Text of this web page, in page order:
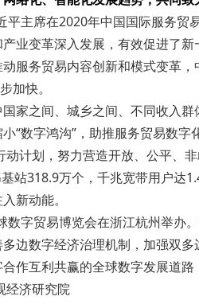
主席在2020年中国国际服务贸
业变革深入发展，有效促进了
服务贸易内容创新和模式变革
加快。
家之间、城乡之间、不同收入
“数字鸿沟”，助推服务贸易数
计划，努力营造开放、公平、
站318.9万个，千兆宽带用户达
新动能。
数字贸易博览会在浙江杭州举办
边数字经济治理机制，加强双
作互利共赢的全球数字发展道路
经济研究院